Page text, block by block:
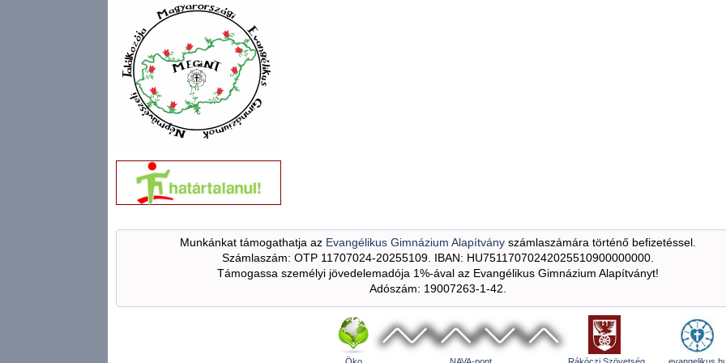
Munkánkat támogathatja az Evangélikus Gimnázium Alapítványszámlaszámára történő befizetéssel.
Számlaszám: OTP 11707024-20255109. IBAN: HU75117070242025510900000000.
Támogassa személyi jövedelemadója 1%-ával az Evangélikus Gimnázium Alapítványt!
Adószám: 19007263-1-42.